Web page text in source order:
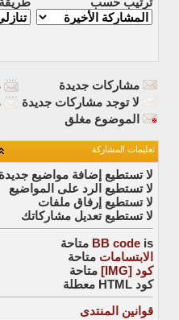
مشاركات جديدة
لا توجد مشاركات جديدة
الموضوع مغلق
تعليمات المشاركة
لا تستطيع إضافة مواضيع جديدة
لا تستطيع الرد على المواضيع
لا تستطيع إرفاق ملفات
لا تستطيع تعديل مشاركاتك
BB code is
متاحة
الابتسامات متاحة
كود [IMG]
متاحة
كود HTML
معطلة
قوانين المنتدى